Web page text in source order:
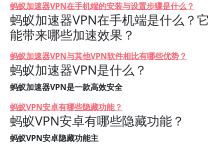
蚂蚁加速器VPN在手机端的安装与设置步骤是什么？
蚂蚁加速器VPN在手机端是什么？它
能带来哪些加速效果？
蚂蚁加速器VPN与其他VPN软件相比有哪些优势？
蚂蚁加速器VPN是什么？
蚂蚁加速器VPN是一款高效安全
蚂蚁VPN安卓有哪些隐藏功能？
蚂蚁VPN安卓有哪些隐藏功能？
蚂蚁VPN安卓隐藏功能主